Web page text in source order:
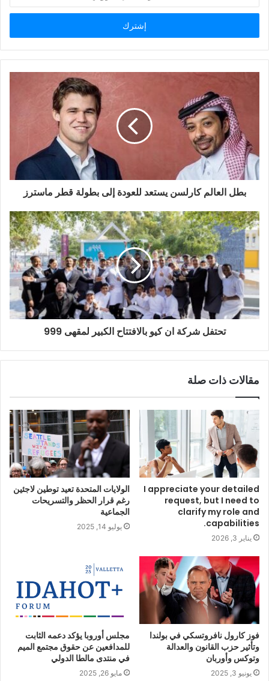
خ
ب
ر
ك
ت
ر
ي
بطل العالم كارلسن يستعد للعودة إلى بطولة قطر ماسترز
تحتفل شركة ان كيو بالافتتاح الكبير لمقهى 999
مقالات ذات صلة
I appreciate your detailed
request, but I need to
clarify my role and
capabilities.
يناير 3, 2026
الولايات المتحدة تعيد توطين لاجئين
رغم قرار الحظر والتسريحات
الجماعية
يوليو 14, 2025
فوز كارول نافروتسكي في بولندا
وتأثير حزب القانون والعدالة
وتوكس وأوربان
يونيو 3, 2025
مجلس أوروبا يؤكد دعمه الثابت
للمدافعين عن حقوق مجتمع الميم
في منتدى مالطا الدولي
مايو 26, 2025